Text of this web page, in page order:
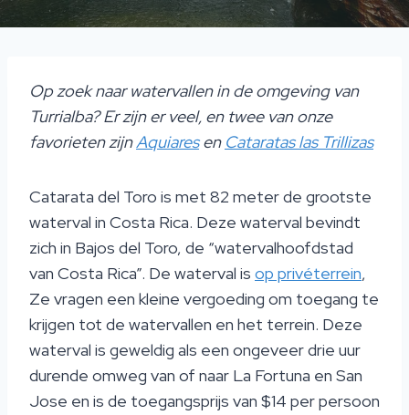
Op zoek naar watervallen in de omgeving van
Turrialba? Er zijn er veel, en twee van onze
favorieten zijnAquiaresen Cataratas las Trillizas
Catarata del Toro is met 82 meter de grootste
waterval in Costa Rica. Deze waterval bevindt
zich in Bajos del Toro, de “watervalhoofdstad
van Costa Rica”. De waterval is op privéterrein,
Ze vragen een kleine vergoeding om toegang te
krijgen tot de watervallen en het terrein. Deze
waterval is geweldig als een ongeveer drie uur
durende omweg van of naar La Fortuna en San
Jose en is de toegangsprijs van $14 per persoon